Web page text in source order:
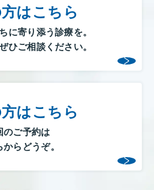
はこちら
に寄り添う診療を。
ひご相談ください。
はこちら
のご予約は
らどうぞ。